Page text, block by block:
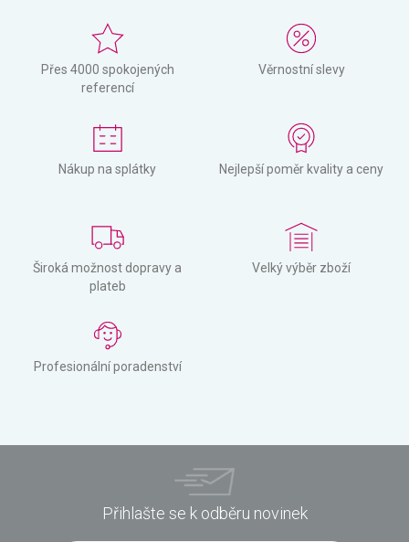
Přes 4000 spokojených
referencí
Věrnostní slevy
Nákup na splátky Nejlepší poměr kvality a ceny
Široká možnost dopravy a
plateb
Velký výběr zboží
Profesionální poradenství
Přihlašte se k odběru novinek